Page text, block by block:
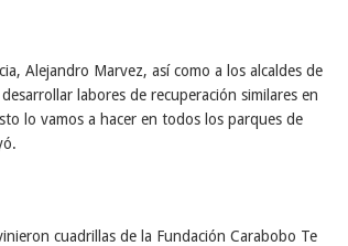
Alejandro Marvez, así como a los alcaldes de
labores de recuperación similares en
lo vamos a hacer en todos los parques de
cuadrillas de la Fundación Carabobo Te